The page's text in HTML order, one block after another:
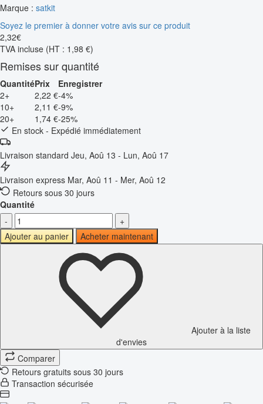
Marque : satkit
Soyez le premier à donner votre avis sur ce produit
2,32€
TVA incluse (HT : 1,98 €)
Remises sur quantité
QuantitéPrix
Enregistrer
2+
2,22 €-4%
10+
2,11 €-9%
20+
1,74 €-25%
En stock - Expédié immédiatement
Livraison standard Jeu, Aoû 13 - Lun, Aoû 17
Livraison express Mar, Aoû 11 - Mer, Aoû 12
Retours sous 30 jours
Quantité
-
+
Ajouter au panier
Acheter maintenant
Ajouter à la liste
d'envies
Comparer
Retours gratuits sous 30 jours
Transaction sécurisée